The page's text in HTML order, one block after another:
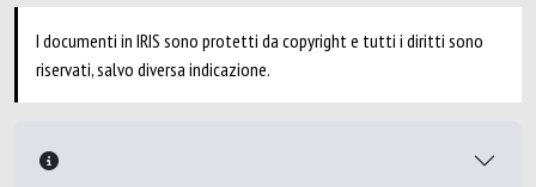
I documenti in IRIS sono protetti da copyright e tutti i diritti sono
riservati, salvo diversa indicazione.